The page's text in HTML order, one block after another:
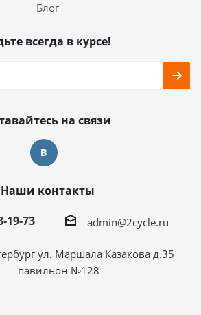
Блог
всегда в курсе!
на связи
Наши контакты
19-73
admin@2cycle.ru
ул. Маршала Казакова д.35
павильон №128